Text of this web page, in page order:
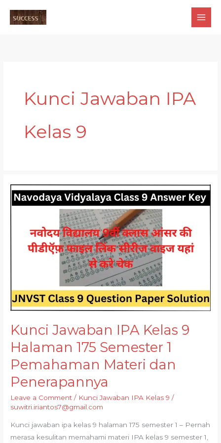
Kunci Jawaban IPA
Kelas 9
Kunci Jawaban IPA Kelas 9
Halaman 175 Semester 1
Pemahaman Materi dan
Penerapannya
Leave a Comment / Kunci Jawaban IPA Kelas 9 /
suwitri.iriantos7@gmail.com
Kunci jawaban ipa kelas 9 halaman 175 semester 1 – Pernah
merasa kesulitan memahami materi IPA kelas 9 semester 1,